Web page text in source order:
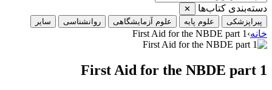
دسته‌بندی کتاب‌ها
✕
پیراپزشکی
علوم پایه علوم آزمایشگاهی روانشناسی سایر
خانه›
First Aid for the NBDE part 1
First Aid for the NBDE part 1